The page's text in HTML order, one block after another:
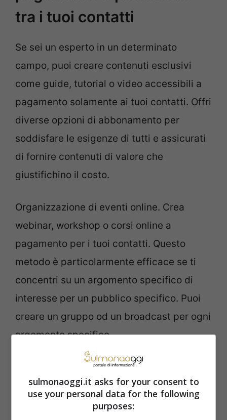
tra i tuoi contatti
Se sei un esperto in un determinato
campo, puoi creare contenuti esclusivi
come guide, tutorial o video accessibili a
pagamento solamente ai tuoi contatti. Offri
diverse opzioni di abbonamento per
soddisfare le esigenze di tutti e assicurati
di fornire contenuti di valore che
giustifichino il costo.
Organizzazione di eventi online. Crea
webinar, workshop o corsi online a
pagamento per i tuoi contatti. Questo
metodo è particolarmente efficace se ti
concentri su un argomento specifico di
interesse per un pubblico specifico. Puoi
creare un gruppo od un broadcast per ogni
argomento specifico.
Usa WhatsApp per fare
beneficenza
sulmonaoggi.it asks for your consent to
use your personal data for the following
purposes: